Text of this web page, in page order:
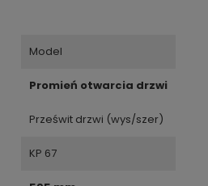
Model
Promień otwarcia drzwi
Prześwit drzwi (wys/szer)
KP 67